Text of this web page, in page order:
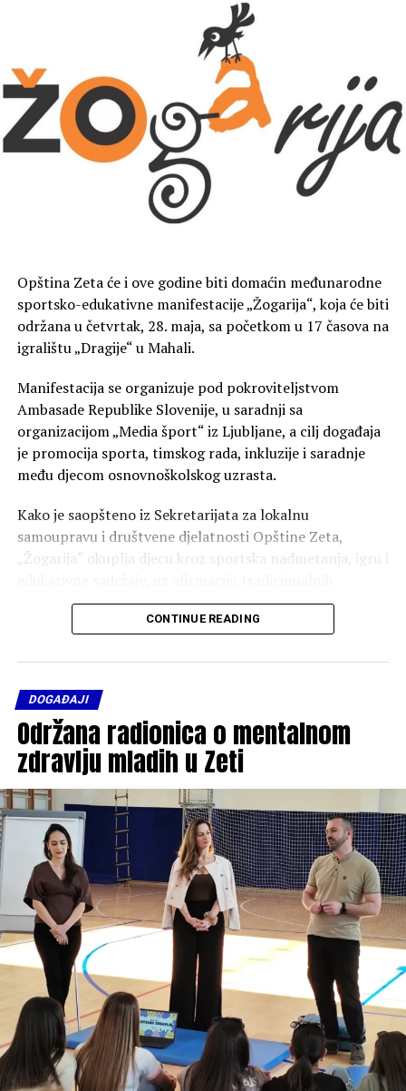
Opština Zeta će i ove godine biti domaćin međunarodne
sportsko-edukativne manifestacije „Žogarija“, koja će biti
održana u četvrtak, 28. maja, sa početkom u 17 časova na
igralištu „Dragije“ u Mahali.
Manifestacija se organizuje pod pokroviteljstvom
Ambasade Republike Slovenije, u saradnji sa
organizacijom „Media šport“ iz Ljubljane, a cilj događaja
je promocija sporta, timskog rada, inkluzije i saradnje
među djecom osnovnoškolskog uzrasta.
Kako je saopšteno iz Sekretarijata za lokalnu
samoupravu i društvene djelatnosti Opštine Zeta,
„Žogarija“ okuplja djecu kroz sportska nadmetanja, igru i
vrijednosti i evropskog duha.
obilježavanja Dana Evrope, uz podršku Delegacije
Evropske unije kroz projekat „Opštine za EU“, čime se
dodatno ističe značaj lokalnih zajednica u procesu
evropskih integracija.
U revijalnom dijelu programa učestvovaće predstavnici
više lokalnih institucija i službi, među kojima su JU
Centar za pružanje usluga iz oblasti socijalne i dječije
zaštite za Opštinu Zeta, Nacionalni park „Skadarsko
jezero“, Komunalno preduzeće Opštine Zeta i Turistička
organizacija Zeta.
Centralni dio manifestacije činiće takmičenje četiri
osnovne škole sa teritorije Opštine Zeta, kao i vrtića
„Zvjezdani vrt“.
CONTINUE READING
DOGAĐAJI
Održana radionica o mentalnom
zdravlju mladih u Zeti